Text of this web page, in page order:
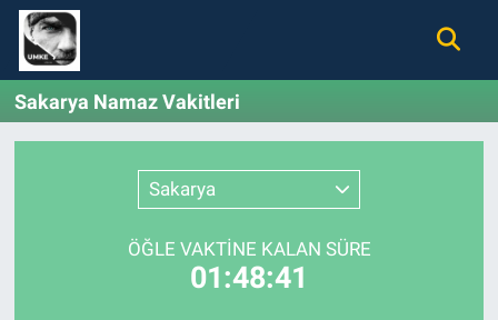
Sakarya Namaz Vakitleri
Sakarya
ÖĞLE VAKTİNE KALAN SÜRE
01:48:41
Gündem
Ekonomi
Magazin
Nöbetçi Eczaneler
Hava Durumu
Namaz Vakitleri
Trafik Durumu